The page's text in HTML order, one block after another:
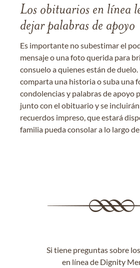
Los obituarios en línea
dejar palabras de apoyo
Es importante no subestimar el
mensaje o una foto querida para
consuelo a quienes están de duelo.
comparta una historia o suba una
condolencias y palabras de apoyo
junto con el obituario y se
recuerdos impreso, que estará
familia pueda consolar a lo largo de
Si tiene preguntas sobre
en línea de Dignity